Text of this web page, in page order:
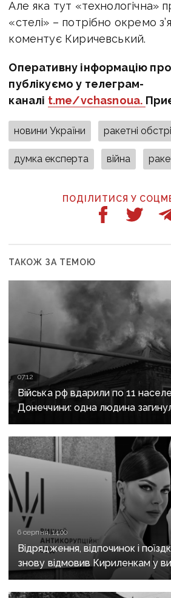
Але яка тут «технологічна»
«стелі» – потрібно окремо
коментує Киричевський.
Оперативну інформацію
публікуємо у телеграм-
каналі t.me/vchasnoua.
новини України ракетні
думка експерта війна
ПОДІЛИТИСЯ У
ТАКОЖ ЗА ТЕМОЮ
07:12
Війська рф вдарили по 11
Донеччини: одна людина
поранені
6 серпня, 14:00
Відрядження, відпочинок і
знову відмовив Кириленкам у